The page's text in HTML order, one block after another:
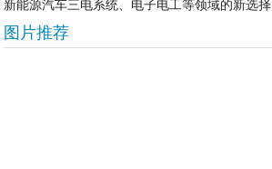
新能源汽车三电系统、电子电工等领域的新选择
图片推荐